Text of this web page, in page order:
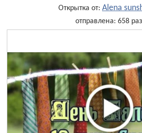
Открытка от: Alena
отправлена: 658 раз